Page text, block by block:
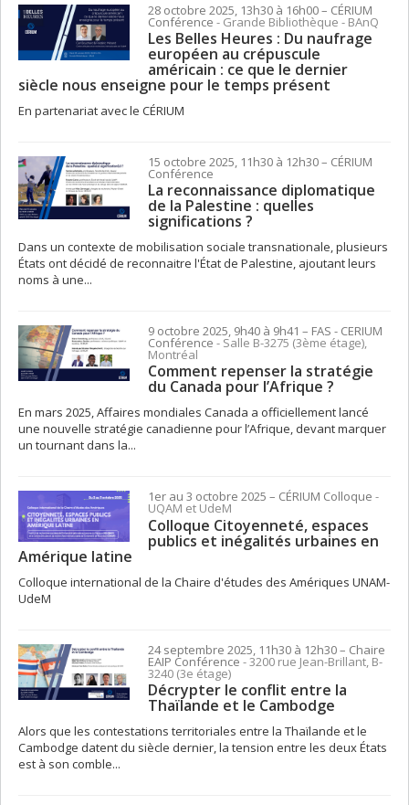
28 octobre 2025, 13h30 à 16h00– CÉRIUM
Conférence- Grande Bibliothèque - BAnQ
Les Belles Heures : Du naufrage
européen au crépuscule
américain : ce que le dernier
siècle nous enseigne pour le temps présent
En partenariat avec le CÉRIUM
15 octobre 2025, 11h30 à 12h30– CÉRIUM
Conférence
La reconnaissance diplomatique
de la Palestine : quelles
significations ?
Dans un contexte de mobilisation sociale transnationale, plusieurs
États ont décidé de reconnaitre l'État de Palestine, ajoutant leurs
noms à une...
9 octobre 2025, 9h40 à 9h41– FAS - CERIUM
Conférence- Salle B-3275 (3ème étage),
Montréal
Comment repenser la stratégie
du Canada pour l’Afrique ?
En mars 2025, Affaires mondiales Canada a officiellement lancé
une nouvelle stratégie canadienne pour l’Afrique, devant marquer
un tournant dans la...
1er au 3 octobre 2025– CÉRIUM Colloque-
UQAM et UdeM
Colloque Citoyenneté, espaces
publics et inégalités urbaines en
Amérique latine
Colloque international de la Chaire d'études des Amériques UNAM-
UdeM
24 septembre 2025, 11h30 à 12h30– Chaire
EAIP Conférence- 3200 rue Jean-Brillant, B-
3240 (3e étage)
Décrypter le conflit entre la
Thaïlande et le Cambodge
Alors que les contestations territoriales entre la Thaïlande et le
Cambodge datent du siècle dernier, la tension entre les deux États
est à son comble...